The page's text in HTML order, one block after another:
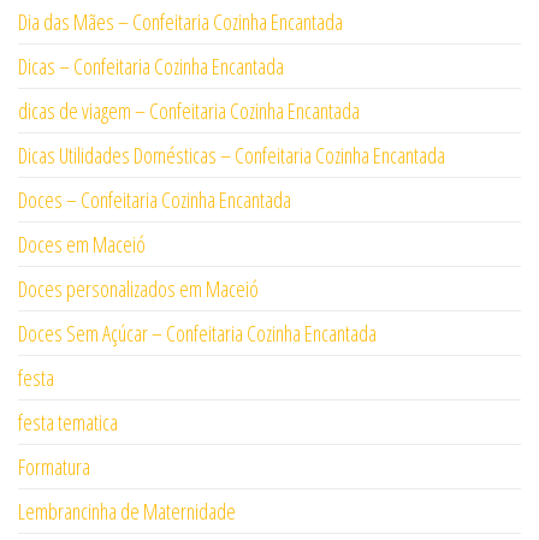
Dia das Mães – Confeitaria Cozinha Encantada
Dicas – Confeitaria Cozinha Encantada
dicas de viagem – Confeitaria Cozinha Encantada
Dicas Utilidades Domésticas – Confeitaria Cozinha Encantada
Doces – Confeitaria Cozinha Encantada
Doces em Maceió
Doces personalizados em Maceió
Doces Sem Açúcar – Confeitaria Cozinha Encantada
festa
festa tematica
Formatura
Lembrancinha de Maternidade